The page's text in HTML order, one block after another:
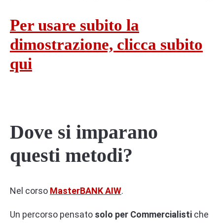
Per usare subito la
dimostrazione, clicca subito
qui
Dove si imparano
questi metodi?
Nel corso MasterBANK AIW.
Un percorso pensato solo per Commercialisti che